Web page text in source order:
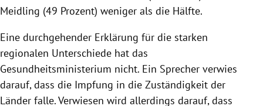
Meidling (49 Prozent) weniger als die Hälfte.
Eine durchgehender Erklärung für die starken
regionalen Unterschiede hat das
Gesundheitsministerium nicht. Ein Sprecher verwies
darauf, dass die Impfung in die Zuständigkeit der
Länder falle. Verwiesen wird allerdings darauf, dass